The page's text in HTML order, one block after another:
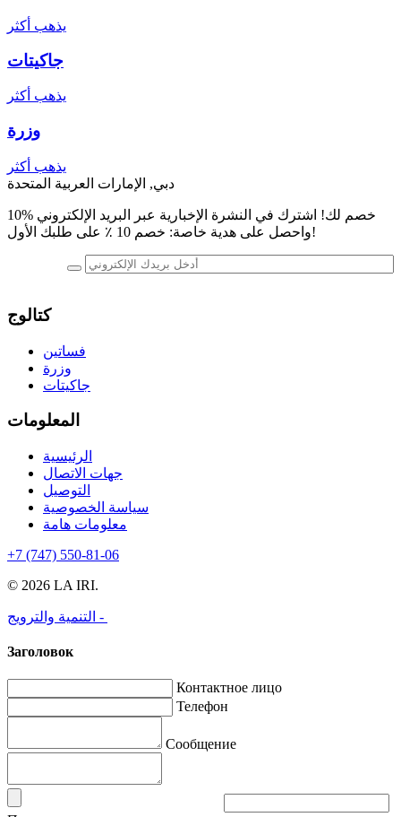
يذهب أكثر
جاكيتات
يذهب أكثر
وزرة
يذهب أكثر
دبي, الإمارات العربية المتحدة
10% خصم لك! اشترك في النشرة الإخبارية عبر البريد الإلكتروني
واحصل على هدية خاصة: خصم 10 ٪ على طلبك الأول!
كتالوج
فساتين
وزرة
جاكيتات
المعلومات
الرئيسية
جهات الاتصال
التوصيل
سياسة الخصوصية
معلومات هامة
+7 (747) 550-81-06
© 2026 LA IRI.
التنمية والترويج -
Заголовок
Контактное лицо
Телефон
Сообщение